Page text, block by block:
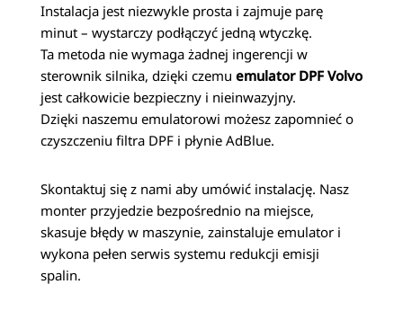
Instalacja jest niezwykle prosta i zajmuje parę
minut – wystarczy podłączyć jedną wtyczkę.
Ta metoda nie wymaga żadnej ingerencji w
sterownik silnika, dzięki czemu emulator DPF Volvo
jest całkowicie bezpieczny i nieinwazyjny.
Dzięki naszemu emulatorowi możesz zapomnieć o
czyszczeniu filtra DPF i płynie AdBlue.
Skontaktuj się z nami aby umówić instalację. Nasz
monter przyjedzie bezpośrednio na miejsce,
skasuje błędy w maszynie, zainstaluje emulator i
wykona pełen serwis systemu redukcji emisji
spalin.